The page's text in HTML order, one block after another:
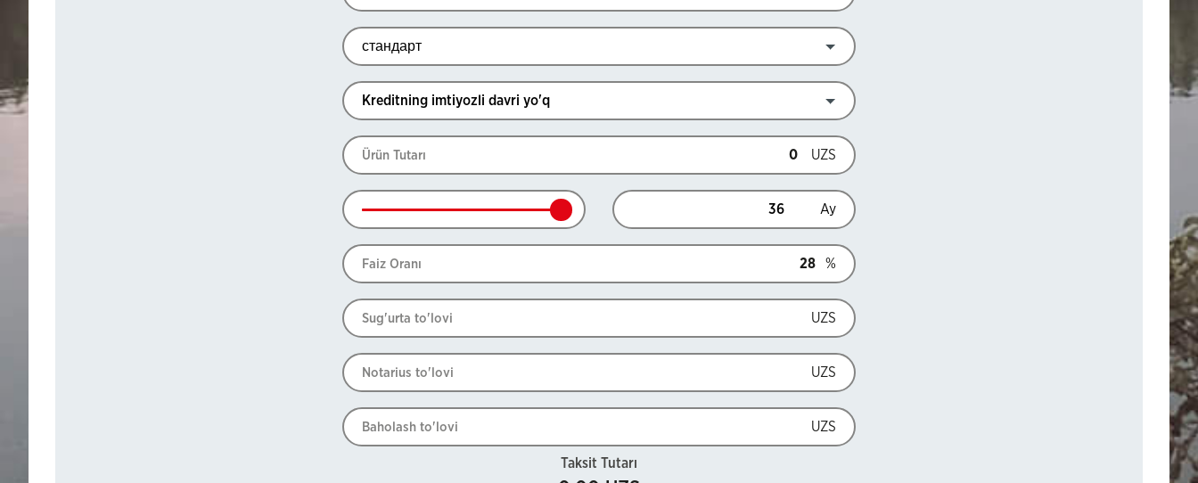
стандарт
Kreditning imtiyozli davri yo'q
Ürün Tutarı UZS
Ay
Faiz Oranı %
Sug'urta to'lovi UZS
Notarius to'lovi UZS
Baholash to'lovi UZS
Taksit Tutarı